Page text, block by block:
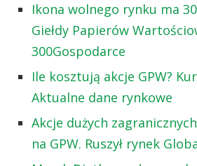
Ikona wolnego rynku ma
Giełdy Papierów
300Gospodarce
Ile kosztują akcje GPW?
Aktualne dane rynkowe
Akcje dużych
na GPW. Ruszył rynek